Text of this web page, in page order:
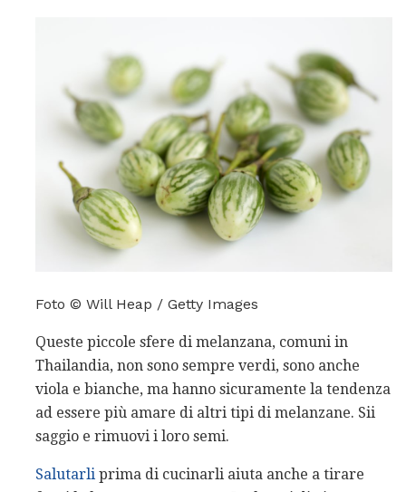
Foto © Will Heap / Getty Images
Queste piccole sfere di melanzana, comuni in
Thailandia, non sono sempre verdi, sono anche
viola e bianche, ma hanno sicuramente la tendenza
ad essere più amare di altri tipi di melanzane. Sii
saggio e rimuovi i loro semi.
Salutarli prima di cucinarli aiuta anche a tirare